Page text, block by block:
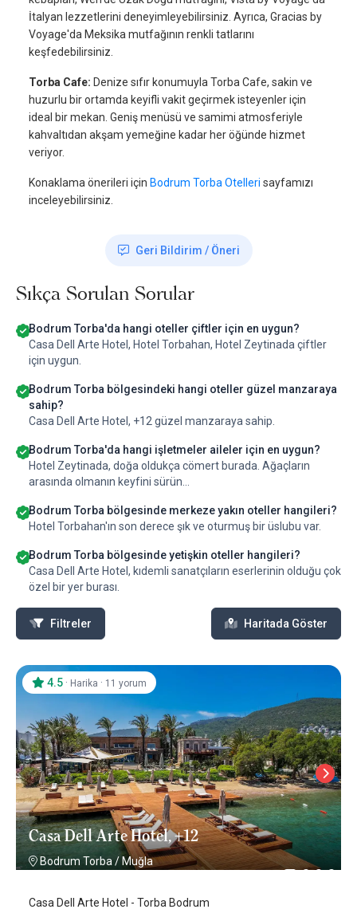
İtalyan lezzetlerini deneyimleyebilirsiniz. Ayrıca, Gracias by
Voyage'da Meksika mutfağının renkli tatlarını
keşfedebilirsiniz.
Torba Cafe: Denize sıfır konumuyla Torba Cafe, sakin ve
huzurlu bir ortamda keyifli vakit geçirmek isteyenler için
ideal bir mekan. Geniş menüsü ve samimi atmosferiyle
kahvaltıdan akşam yemeğine kadar her öğünde hizmet
veriyor.
Konaklama önerileri için Bodrum Torba Otelleri sayfamızı
inceleyebilirsiniz.
Geri Bildirim / Öneri
Sıkça Sorulan Sorular
Bodrum Torba'da hangi oteller çiftler için en uygun?
Casa Dell Arte Hotel, Hotel Torbahan, Hotel Zeytinada çiftler
için uygun.
Bodrum Torba bölgesindeki hangi oteller güzel manzaraya
sahip?
Casa Dell Arte Hotel, +12 güzel manzaraya sahip.
Bodrum Torba'da hangi işletmeler aileler için en uygun?
Hotel Zeytinada, doğa oldukça cömert burada. Ağaçların
arasında olmanın keyfini sürün...
Bodrum Torba bölgesinde merkeze yakın oteller hangileri?
Hotel Torbahan'ın son derece şık ve oturmuş bir üslubu var.
Bodrum Torba bölgesinde yetişkin oteller hangileri?
Casa Dell Arte Hotel, kıdemli sanatçıların eserlerinin olduğu çok
özel bir yer burası.
Filtreler Haritada Göster
Casa Dell Arte Hotel, +12
Bodrum Torba / Muğla
4.5 · Harika · 11 yorum
Casa Dell Arte Hotel - Torba Bodrum